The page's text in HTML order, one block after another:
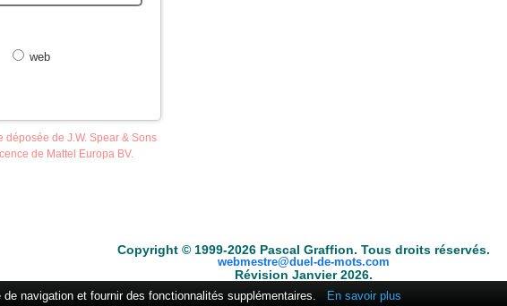
web
déposée de J.W. Spear & Sons
de Mattel Europa BV.
Copyright © 1999-2026 Pascal Graffion. Tous droits réservés.
webmestre@duel-de-mots.com
Révision Janvier 2026.
navigation et fournir des fonctionnalités supplémentaires. En savoir plus